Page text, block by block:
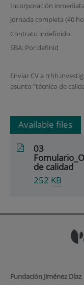
Incorporación
Jornada completa (40
Contrato indefinido.
SBA: Por definid
Enviar CV a
asunto "técnico de
Available files
03
de calidad
252 KB
Fundación Jiménez Díaz